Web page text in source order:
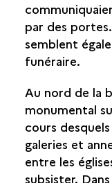
par des
semblent
funéraire.
Au nord de la
monumental
cours
galeries et
entre les
subsister.